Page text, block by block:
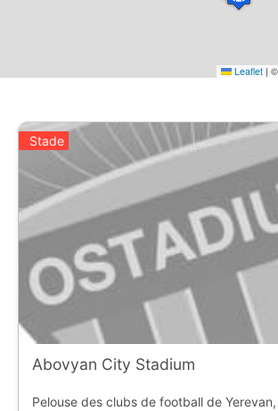
Leaflet | ©
Stade
Abovyan City Stadium
Pelouse des clubs de football de